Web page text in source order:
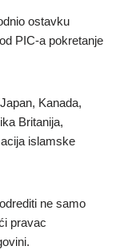
ostavku
PIC-a pokretanje
Kanada,
Britanija,
islamske
ne samo
pravac